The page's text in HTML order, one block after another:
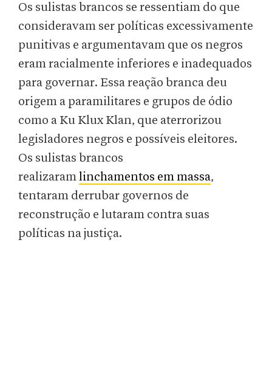
Os sulistas brancos se ressentiam do que
consideravam ser políticas excessivamente
punitivas e argumentavam que os negros
eram racialmente inferiores e inadequados
para governar. Essa reação branca deu
origem a paramilitares e grupos de ódio
como a Ku Klux Klan, que aterrorizou
legisladores negros e possíveis eleitores.
Os sulistas brancos
realizaramlinchamentos em massa,
tentaram derrubar governos de
reconstrução e lutaram contra suas
políticas na justiça.